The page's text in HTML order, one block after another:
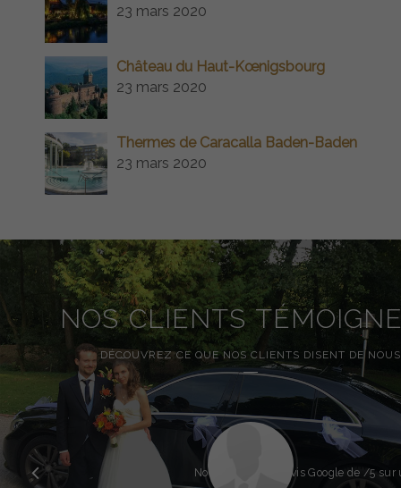
23 mars 2020
Château du Haut-Kœnigsbourg
23 mars 2020
Thermes de Caracalla Baden-Baden
23 mars 2020
NOS CLIENTS
DÉCOUVREZ CE QUE NOS CLIENTS DISENT DE NOUS
Note globale des avis Google de /5 sur
Précédent